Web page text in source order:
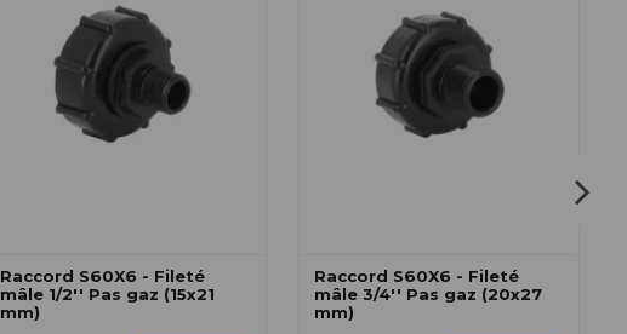
Raccord S60X6 - Fileté
mâle 1/2'' Pas gaz (15x21
mm)
Raccord S60X6 - Fileté
mâle 3/4'' Pas gaz (20x27
mm)